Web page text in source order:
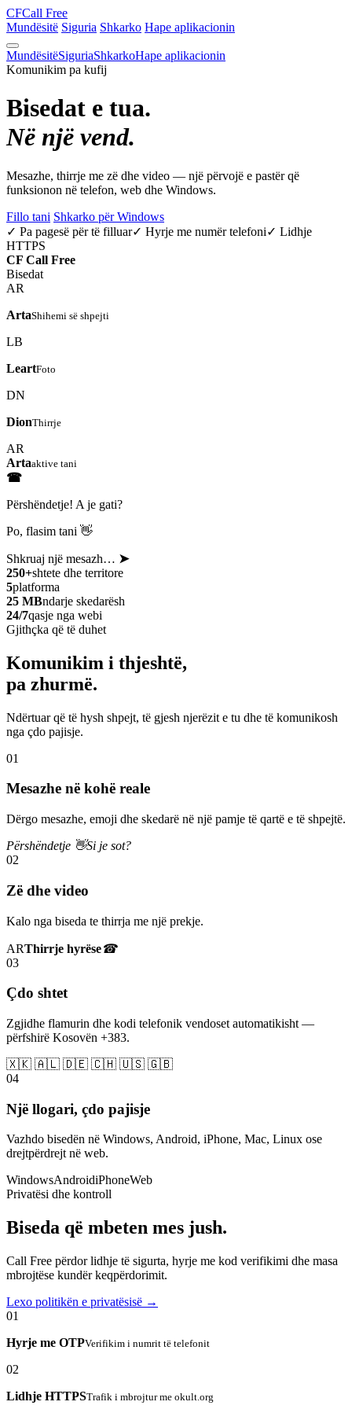
CFCall Free
Mundësitë Siguria Shkarko Hape aplikacionin
MundësitëSiguriaShkarkoHape aplikacionin
Komunikim pa kufij
Bisedat e tua.
Në një vend.
Mesazhe, thirrje me zë dhe video — një përvojë e pastër që
funksionon në telefon, web dhe Windows.
Fillo tani Shkarko për Windows
✓ Pa pagesë për të filluar✓ Hyrje me numër telefoni✓ Lidhje
HTTPS
CF Call Free
Bisedat
AR
ArtaShihemi së shpejti
LB
LeartFoto
DN
DionThirrje
AR
Artaaktive tani
☎
Përshëndetje! A je gati?
Po, flasim tani 👋
Shkruaj një mesazh… ➤
250+shtete dhe territore
5platforma
25 MBndarje skedarësh
24/7qasje nga webi
Gjithçka që të duhet
Komunikim i thjeshtë,
pa zhurmë.
Ndërtuar që të hysh shpejt, të gjesh njerëzit e tu dhe të komunikosh
nga çdo pajisje.
01
Mesazhe në kohë reale
Dërgo mesazhe, emoji dhe skedarë në një pamje të qartë e të shpejtë.
Përshëndetje 👋Si je sot?
02
Zë dhe video
Kalo nga biseda te thirrja me një prekje.
ARThirrje hyrëse☎
03
Çdo shtet
Zgjidhe flamurin dhe kodi telefonik vendoset automatikisht —
përfshirë Kosovën +383.
🇽🇰 🇦🇱 🇩🇪 🇨🇭 🇺🇸 🇬🇧
04
Një llogari, çdo pajisje
Vazhdo bisedën në Windows, Android, iPhone, Mac, Linux ose
drejtpërdrejt në web.
WindowsAndroidiPhoneWeb
Privatësi dhe kontroll
Biseda që mbeten mes jush.
Call Free përdor lidhje të sigurta, hyrje me kod verifikimi dhe masa
mbrojtëse kundër keqpërdorimit.
Lexo politikën e privatësisë →
01
Hyrje me OTPVerifikim i numrit të telefonit
02
Lidhje HTTPSTrafik i mbrojtur me okult.org